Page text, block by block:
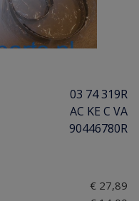
03 74 319R
AC KE C VA
90446780R
€ 27,89